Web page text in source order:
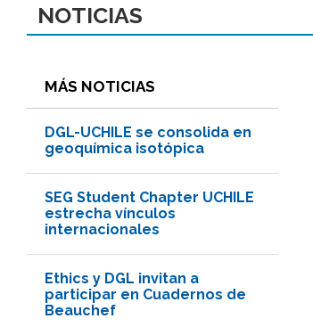
NOTICIAS
MÁS NOTICIAS
DGL-UCHILE se consolida en
geoquímica isotópica
SEG Student Chapter UCHILE
estrecha vínculos
internacionales
Ethics y DGL invitan a
participar en Cuadernos de
Beauchef